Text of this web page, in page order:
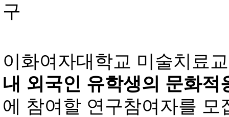
구
이화여자대학교 미술치료
내 외국인 유학생의 문화
에 참여할 연구참여자를 모